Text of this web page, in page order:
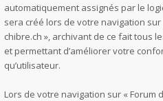
automatiquement assignés par le
sera créé lors de votre navigation sur
chibre.ch », archivant de ce fait tous
et permettant d’améliorer votre
qu’utilisateur.
Lors de votre navigation sur « Forum